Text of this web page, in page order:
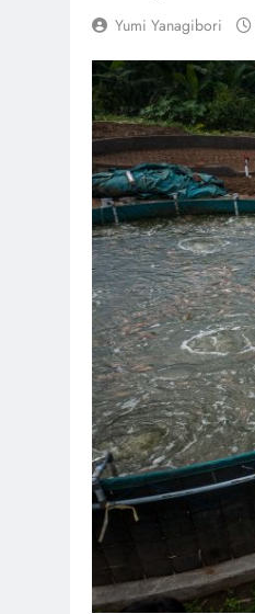
Yumi Yanagibori